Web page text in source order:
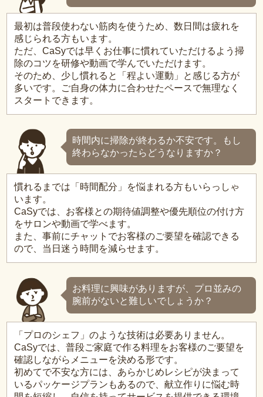
最初は普段使わない筋肉を使うため、数日間は疲れを
感じられる方もいます。
ただ、CaSyでは早くお仕事に慣れていただけるよう掃
除のコツを研修や動画で学んでいただけます。
そのため、少し慣れると「程よい運動」と感じる方が
多いです。ご自身の体力に合わせたペースで無理なく
スタートできます。
時間内に掃除が終わるか不安です。もし
終わらなかったらどうなりますか？
慣れるまでは「時間配分」を悩まれる方もいらっしゃ
います。
CaSyでは、お客様との期待値調整や優先順位の付け方
をサロンや動画で学べます。
また、事前にチャットでお客様のご要望を確認できる
ので、当日迷う時間を減らせます。
お料理に興味がありますが、プロ並みの
腕前がないと難しいでしょうか？
「プロのシェフ」のような技術は必要ありません。
CaSyでは、普段ご家庭で作る料理をお客様のご要望を
確認しながらメニューを決める形です。
初めてで不安な方には、あらかじめレシピが決まって
いるパッケージプランもあるので、献立作りに悩む時